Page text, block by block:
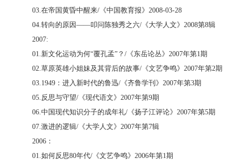
03. 在帝国黄昏中醒来/ 《中国教育报》 2008-03-28
04. 转向的原因——叩问陈独秀之六/ 《大学人文》 2008第8辑
2007:
01. 新文化运动为何“覆孔孟”？ / 《东岳论丛》 2007年第1 期
02. 草原英雄小姐妹及其背后的故事/ 《文艺争鸣》 2007年第2期
03.1949 ：进入新时代的鲁迅/ 《齐鲁学刊》 2007年第3期
05. 反思与守望/ 《现代语文》 2007年第9期
06. 中国现代知识分子的成年礼/ 《扬子江评论》 2007年第5期
07. 激进的逻辑/ 《大学人文》 2007年第7辑
2006 ：
01. 如何反思80年代/ 《文艺争鸣》 2006年第1 期